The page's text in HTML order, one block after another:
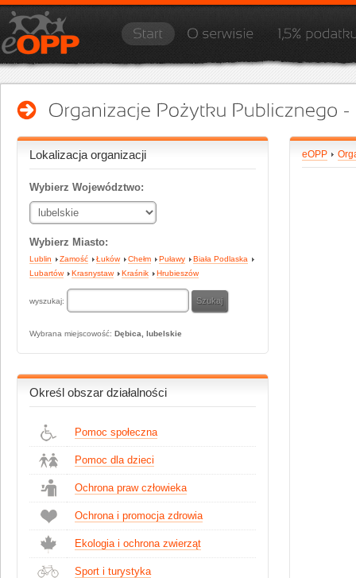
Lokalizacja organizacji
Wybierz Województwo:
Wybierz Miasto:
Lublin Zamość Łuków Chełm Puławy
Biała Podlaska
Lubartów
Krasnystaw Kraśnik Hrubieszów
wyszukaj:
Wybrana miejscowość: Dębica, lubelskie
Określ obszar działalności
Pomoc społeczna
Pomoc dla dzieci
Ochrona praw człowieka
Ochrona i promocja zdrowia
Ekologia i ochrona zwierząt
Sport i turystyka
eOPP